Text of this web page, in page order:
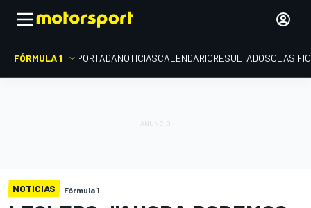
FÓRMULA 1 PORTADANOTICIASCALENDARIORESULTADOS
NOTICIAS Fórmula 1